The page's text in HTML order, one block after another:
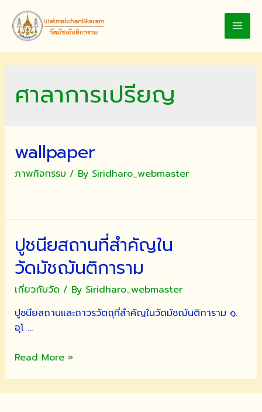
content
ศาลาการเปรียญ
wallpaper
ภาพกิจกรรม / By Siridharo_webmaster
ปูชนียสถานที่สำคัญใน
วัดมัชฌันติการาม
เกี่ยวกับวัด / By Siridharo_webmaster
ปูชนียสถานและถาวรวัตถุที่สำคัญในวัดมัชฌันติการาม ๑.
อุโ …
ปูชนีย
Read More »